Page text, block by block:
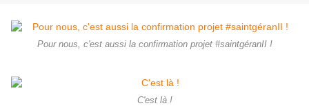
Pour nous, c'est aussi la confirmation projet #saintgéranII !
C'est là !